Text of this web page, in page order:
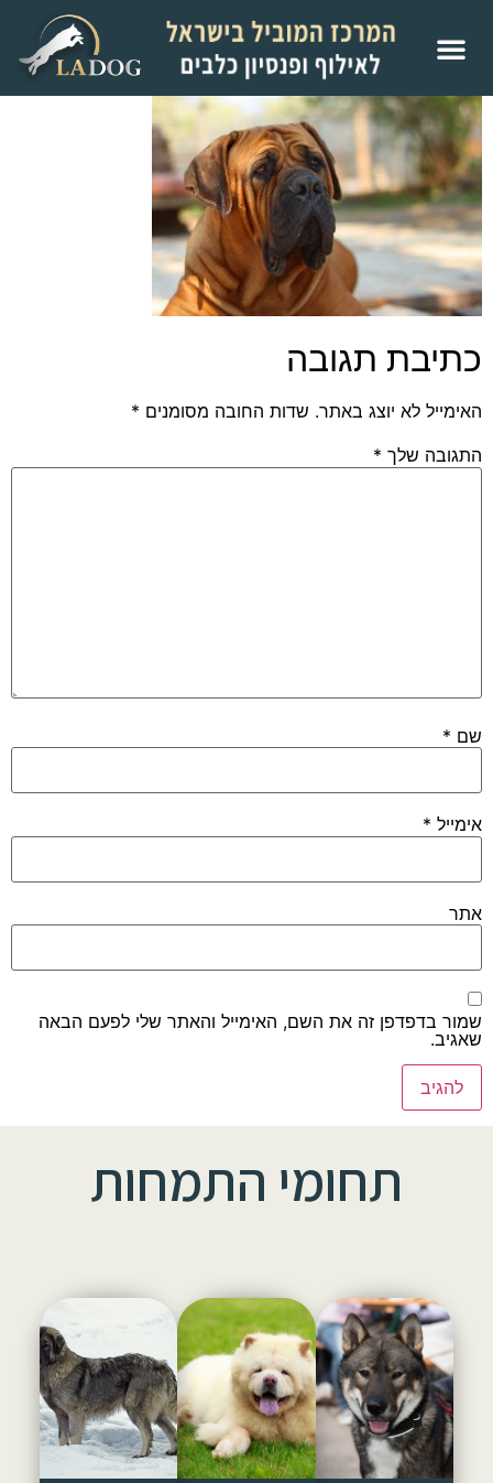
כתיבת תגובה
האימייל לא יוצג באתר. שדות החובה מסומנים *
התגובה שלך *
שם *
אימייל *
אתר
שמור בדפדפן זה את השם, האימייל והאתר שלי לפעם הבאה
שאגיב.
תחומי התמחות